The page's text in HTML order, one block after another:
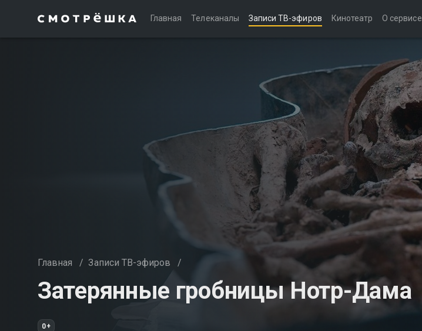
Главная Телеканалы Записи ТВ-эфиров Кинотеатр О сервисе
Главная / Записи ТВ-эфиров /
Затерянные гробницы Нотр-Дама
0+